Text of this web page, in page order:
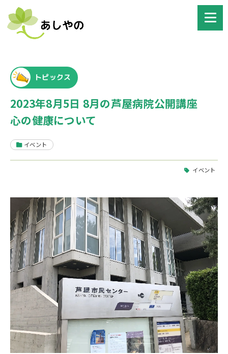
トピックス
2023年8月5日 8月の芦屋病院公開講座
心の健康について
イベント
イベント